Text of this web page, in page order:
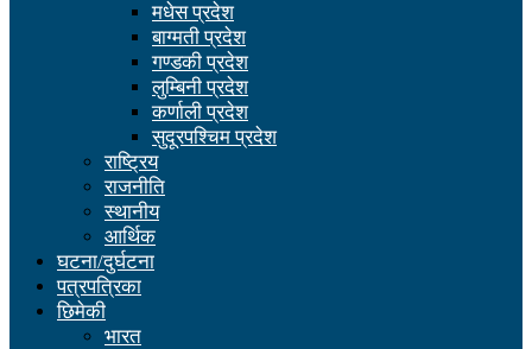
मधेस प्रदेश
बाग्मती प्रदेश
गण्डकी प्रदेश
लुम्बिनी प्रदेश
कर्णाली प्रदेश
सुदूरपश्चिम प्रदेश
राष्ट्रिय
राजनीति
स्थानीय
आर्थिक
घटना/दुर्घटना
पत्रपत्रिका
छिमेकी
भारत